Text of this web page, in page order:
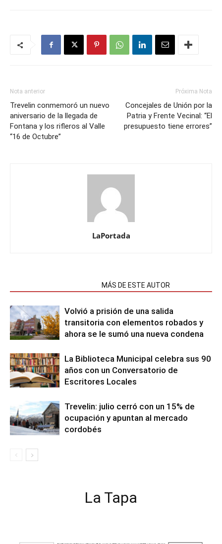
Nota anterior
Trevelin conmemoró un nuevo
aniversario de la llegada de
Fontana y los rifleros al Valle
“16 de Octubre”
Próxima Nota
Concejales de Unión por la
Patria y Frente Vecinal: “El
presupuesto tiene errores”
LaPortada
MÁS DE ESTE AUTOR
Volvió a prisión de una salida
transitoria con elementos robados y
ahora se le sumó una nueva condena
La Biblioteca Municipal celebra sus 90
años con un Conversatorio de
Escritores Locales
Trevelin: julio cerró con un 15% de
ocupación y apuntan al mercado
cordobés
La Tapa